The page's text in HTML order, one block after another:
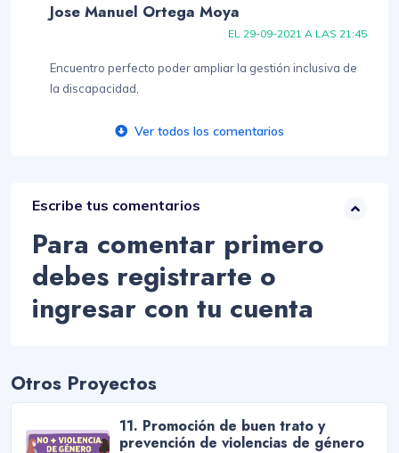
Jose Manuel Ortega Moya
EL 29-09-2021 A LAS 21:45
Encuentro perfecto poder ampliar la gestión inclusiva de
la discapacidad,
Ver todos los comentarios
Escribe tus comentarios
Para comentar primero
debes registrarte o
ingresar con tu cuenta
Otros Proyectos
11. Promoción de buen trato y
prevención de violencias de género